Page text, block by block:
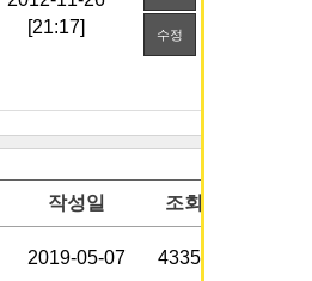
[21:17] 수정
작성일 조회
2019-05-07 43355